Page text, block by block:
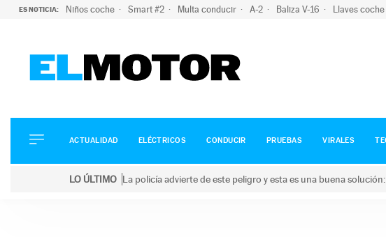
ES NOTICIA: Niños coche Smart #2 Multa conducir A-2 Baliza V-16 Llaves
ELÉCTRICOS
CONDUCIR
ACTUALIDAD ELÉCTRICOS CONDUCIR PRUEBAS VIRALES
LO ÚLTIMO La policía advierte de este peligro y esta es una buena